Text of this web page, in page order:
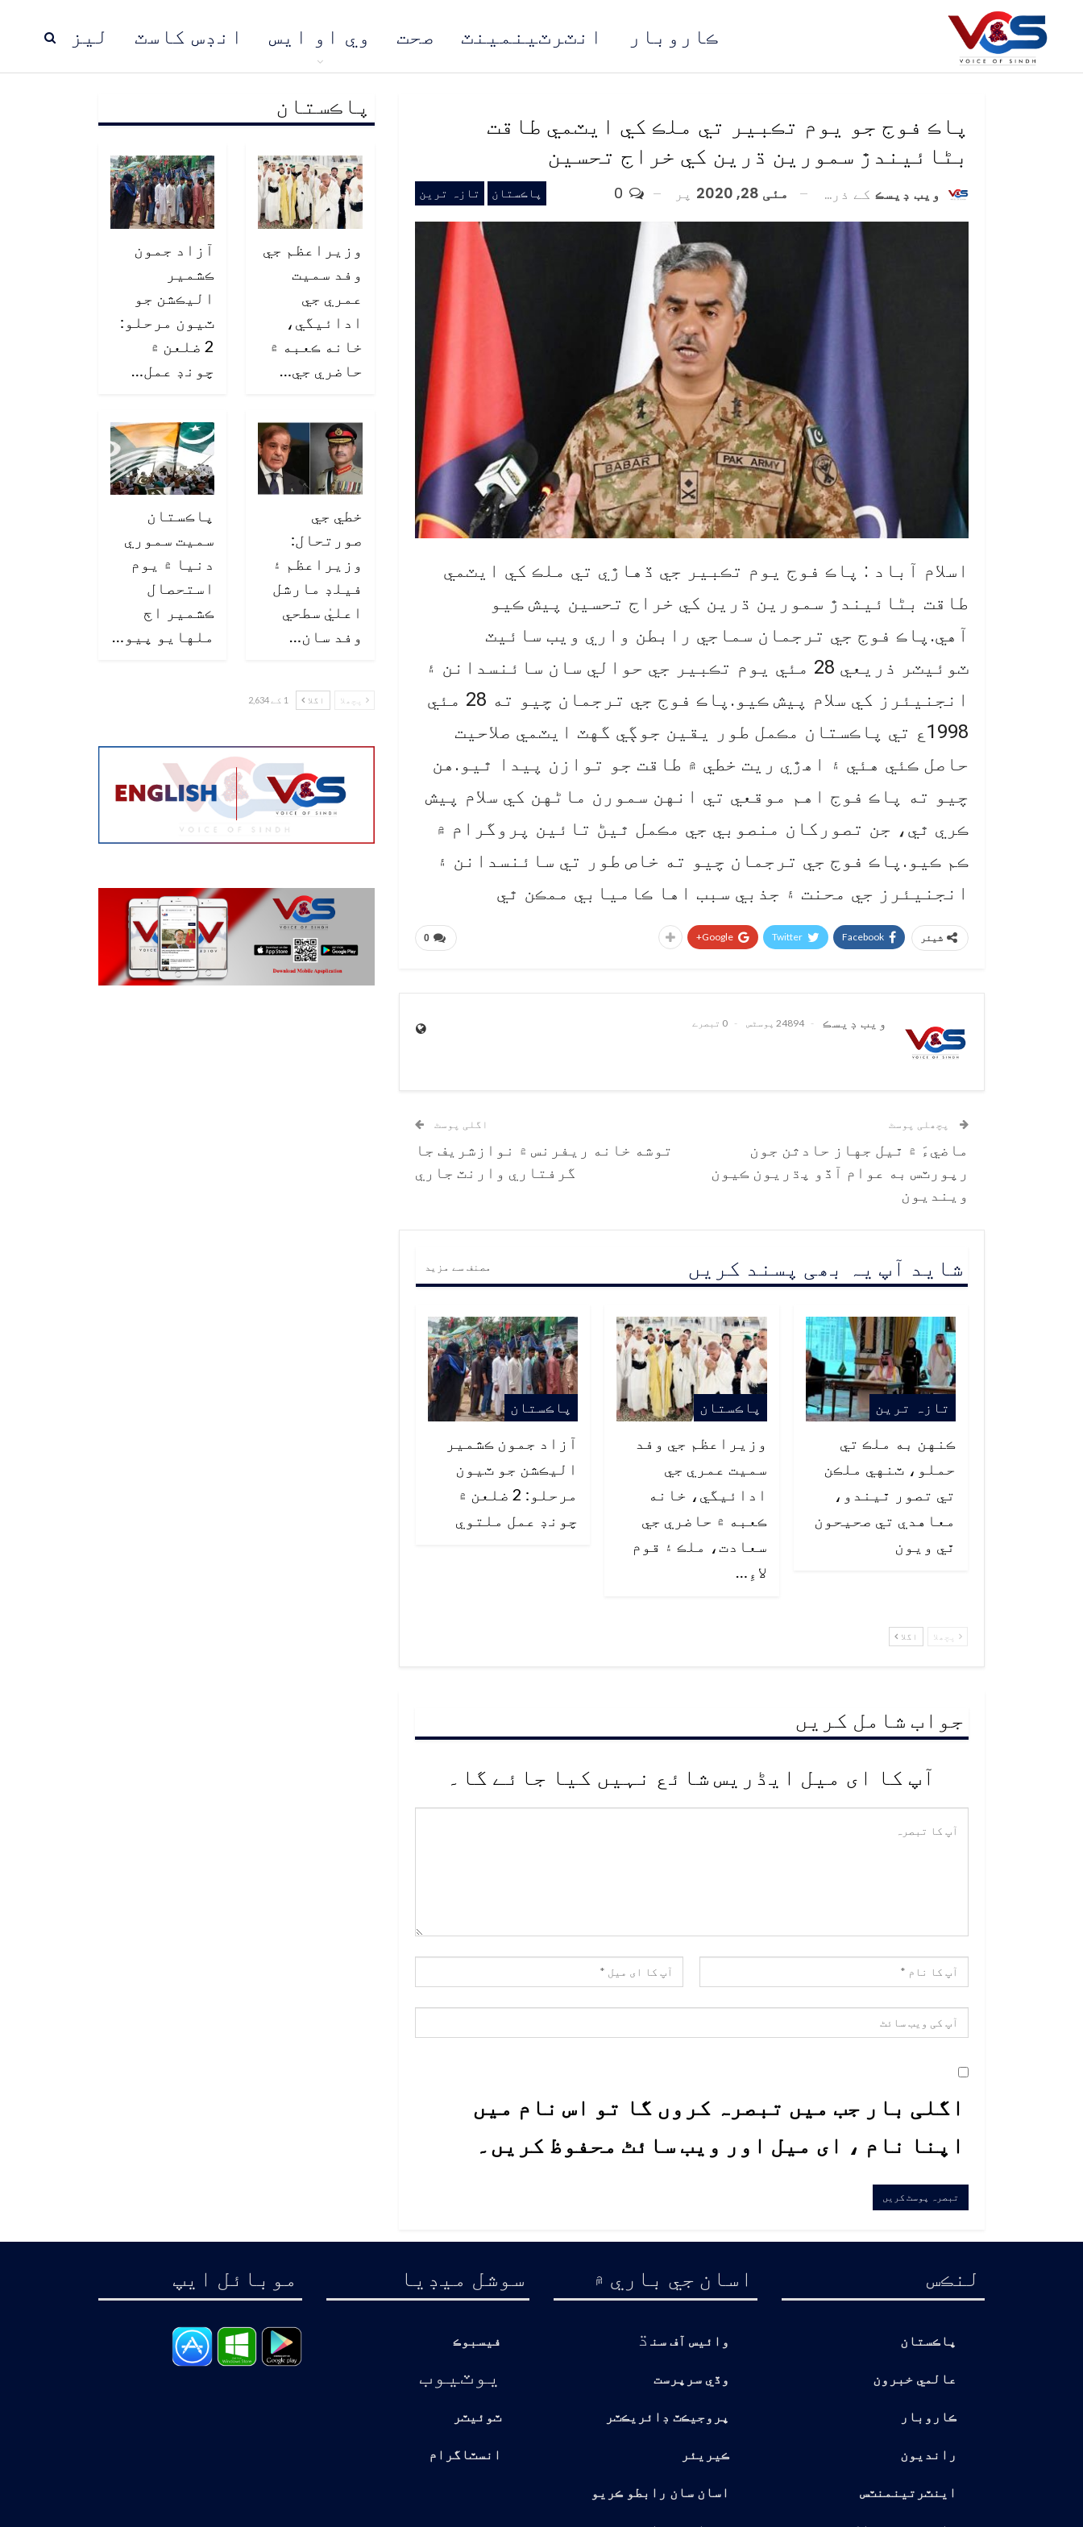
ليز انڊس کاسٽ وي او ايس صحت انٽرٽينمينٽ ڪاروبار
پاڪستان مُنڍ
پاڪ فوج جو يوم تڪبير تي ملڪ کي ايٽمي طاقت
بڻائيندڙ سمورين ڌرين کي خراج تحسين
پاڪستان تازہ ترین ويب ڊيسڪ کے ذریعہ مئی 28, 2020 پر
اسلام آباد : پاڪ فوج يوم تڪبير جي ڏهاڙي تي ملڪ کي ايٽمي
طاقت بڻائيندڙ سمورين ڌرين کي خراج تحسين پيش ڪيو
آهي.پاڪ فوج جي ترجمان سماجي رابطن واري ويب سائيٽ
ٽوئيٽر ذريعي 28 مئي يوم تڪبير جي حوالي سان سائنسدانن ۽
انجنيئرز کي سلام پيش ڪيو.پاڪ فوج جي ترجمان چيو ته 28 مئي
1998ع تي پاڪستان مڪمل طور يقين جوڳي گهٽ ايٽمي صلاحيت
حاصل ڪئي هئي ۽ اهڙي ريت خطي ۾ طاقت جو توازن پيدا ٿيو.هن
چيو ته پاڪ فوج اهم موقعي تي انهن سمورن ماڻهن کي سلام پيش
ڪري ٿي، جن تصورکان منصوبي جي مڪمل ٿيڻ تائين پروگرام ۾
ڪم ڪيو.پاڪ فوج جي ترجمان چيو ته خاص طور تي سائنسدانن ۽
انجنيئرز جي محنت ۽ جذبي سبب اها ڪاميابي ممڪن ٿي
0 شیئر Facebook
Twitter
Google+
ويب ڊيسڪ 24894 پوسٹس 0 تبصرے
پچھلی پوسٹ
ماضيءَ ۾ ٿيل جهاز حادثن جون
رپورٽس به عوام آڏو پڌريون ڪيون
وينديون
اگلی پوسٹ
توشه خانه ريفرنس ۾ نوازشريف جا
گرفتاري وارنٽ جاري
شاید آپ یہ بھی پسند کریں مصنف سے مزید
تازہ ترین
ڪنهن به ملڪ تي
حملو، ٽنهي ملڪن
تي تصور ٿيندو،
معاهدي تي صحيحون
ٿي ويون
پاڪستان
وزيراعظم جي وفد
سميت عمري جي
ادائيگي، خانه
ڪعبه ۾ حاضري جي
سعادت، ملڪ ۽ قوم
لاءِ…
پاڪستان
آزاد جمون ڪشمير
اليڪشن جو ٽيون
مرحلو: 2 ضلعن ۾
چونڊ عمل ملتوي
پچھلا اگلا
جواب شامل کریں
آپ کا ای میل ایڈریس شائع نہیں کیا جائے گا۔
اگلی بار جب میں تبصرہ کروں گا تو اس نام میں
اپنا نام ، ای میل اور ویب سائٹ محفوظ کریں۔
پاڪستان
وزيراعظم جي
وفد سميت
عمري جي
ادائيگي،
خانه ڪعبه ۾
حاضري جي…
آزاد جمون
ڪشمير
اليڪشن جو
ٽيون مرحلو:
2 ضلعن ۾
چونڊ عمل…
خطي جي
صورتحال:
وزيراعظم ۽
فيلڊ مارشل
اعليٰ سطحي
وفد سان…
پاڪستان
سميت سموري
دنيا ۾ يوم
استحصال
ڪشمير اڄ
ملهايو پيو…
پچھلا اگلا 1 کے 2,634
لنڪس
پاڪستان
عالمي خبرون
ڪاروبار
رانديون
اينٽرتينمنٽس
اسان جي باري ۾
وائيس آف سن ڌ
وڏي سرپرست
پروجيڪٽ ڊائريڪٽر
ڪيريئر
اسان سان رابطو ڪريو
سوشل ميڊيا
فيسبوڪ
يوٽيوب
ٽوئيٽر
انسٽاگرام
موبائل ايپ